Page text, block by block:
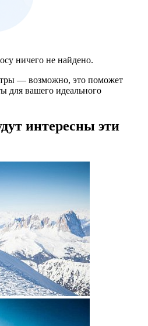
ничего не найдено.
— возможно, это поможет
для вашего идеального
интересны эти